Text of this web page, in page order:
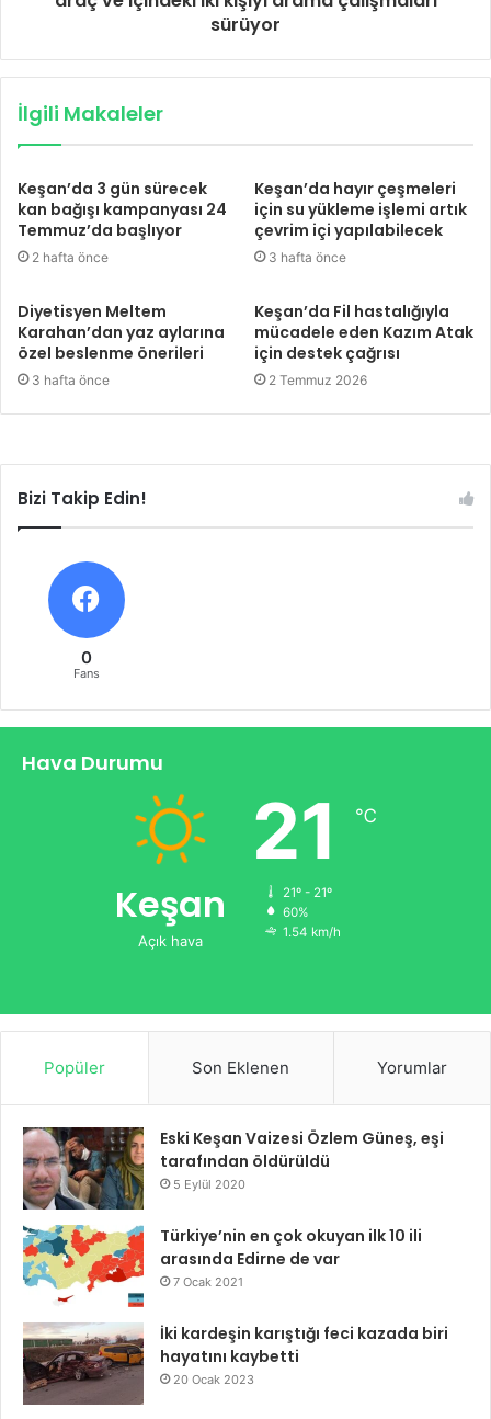
sürüyor
İlgili Makaleler
Keşan’da 3 gün sürecek
kan bağışı kampanyası 24
Temmuz’da başlıyor
2 hafta önce
Keşan’da hayır çeşmeleri
için su yükleme işlemi artık
çevrim içi yapılabilecek
3 hafta önce
Diyetisyen Meltem
Karahan’dan yaz aylarına
özel beslenme önerileri
3 hafta önce
Keşan’da Fil hastalığıyla
mücadele eden Kazım Atak
için destek çağrısı
2 Temmuz 2026
Bizi Takip Edin!
0
Fans
Hava Durumu
Keşan
Açık hava
21 ℃
21º - 21º
60%
1.54 km/h
Popüler Son Eklenen Yorumlar
Eski Keşan Vaizesi Özlem Güneş, eşi
tarafından öldürüldü
5 Eylül 2020
Türkiye’nin en çok okuyan ilk 10 ili
arasında Edirne de var
7 Ocak 2021
İki kardeşin karıştığı feci kazada biri
hayatını kaybetti
20 Ocak 2023